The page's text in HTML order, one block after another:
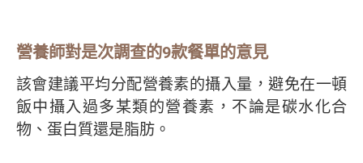
營養師對是次調查的9款餐單的意見
該會建議平均分配營養素的攝入量，避免在一頓
飯中攝入過多某類的營養素，不論是碳水化合
物、蛋白質還是脂肪。